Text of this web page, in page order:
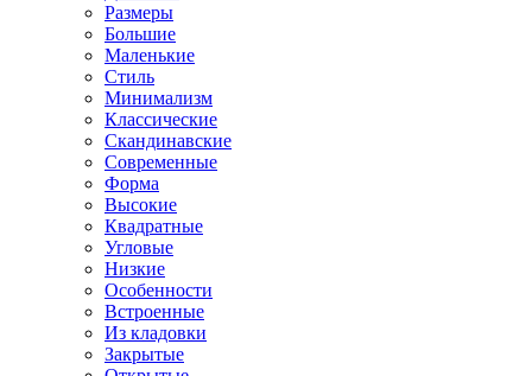
Размеры
Большие
Маленькие
Стиль
Минимализм
Классические
Скандинавские
Современные
Форма
Высокие
Квадратные
Угловые
Низкие
Особенности
Встроенные
Из кладовки
Закрытые